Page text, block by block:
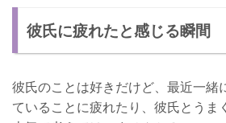
彼氏に疲れたら別れる方がいいケース
彼氏に疲れても別れないほうがいいケ
彼氏に疲れたときの対処法
対処法1：正直に自分の気持ちを伝える
彼氏に疲れたと感じる瞬間
彼氏のことは好きだけど、最近一緒
ていることに疲れたり、彼氏とうま